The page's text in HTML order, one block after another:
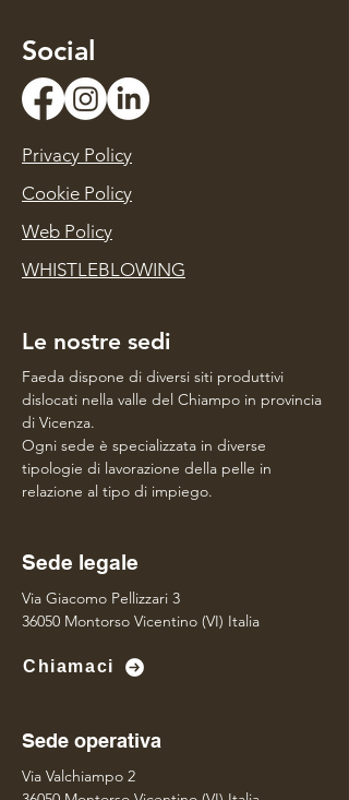
Social
Privacy Policy
Cookie Policy
Web Policy
WHISTLEBLOWING
Le nostre sedi
Faeda dispone di diversi siti produttivi
dislocati nella valle del Chiampo in provincia
di Vicenza.
Ogni sede è specializzata in diverse
tipologie di lavorazione della pelle in
relazione al tipo di impiego.
Sede legale
Via Giacomo Pellizzari 3
36050 Montorso Vicentino (VI) Italia
Chiamaci
Sede operativa
Via Valchiampo 2